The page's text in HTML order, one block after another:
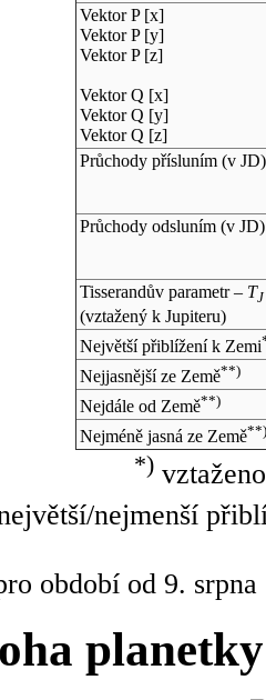
Vektor P [x]
Vektor P [y]
Vektor P [z]
Vektor Q [x]
Vektor Q [y]
Vektor Q [z]
Průchody přísluním (v JD)
Průchody odsluním (v JD)
Tisserandův parametr – TJ
(vztažený k Jupiteru)
Největší přiblížení k Zemi
Nejjasnější ze Země**)
Nejdále od Země**)
Nejméně jasná ze Země**)
*)
nejmenší
období od 9.